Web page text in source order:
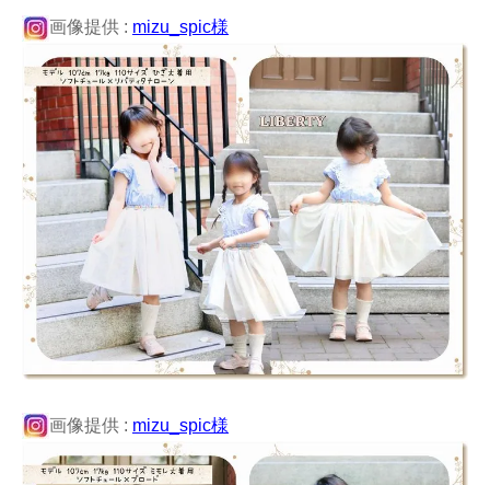
画像提供 : mizu_spic様
画像提供 : mizu_spic様